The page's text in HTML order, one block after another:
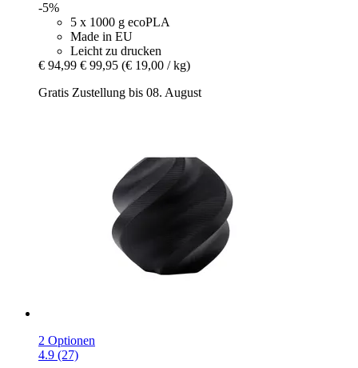
-5%
5 x 1000 g ecoPLA
Made in EU
Leicht zu drucken
€ 94,99 € 99,95 (€ 19,00 / kg)
Gratis Zustellung bis 08. August
2 Optionen
4.9 (27)